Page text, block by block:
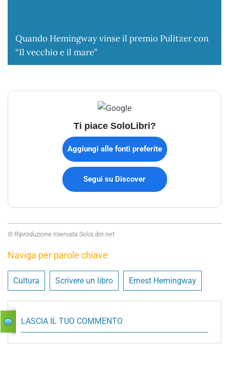
Quando Hemingway vinse il premio Pulitzer con
“Il vecchio e il mare”
Ti piace SoloLibri?
Aggiungi alle fonti preferite
Segui su Discover
© Riproduzione riservata SoloLibri.net
Naviga per parole chiave
Cultura Scrivere un libro Ernest Hemingway
LASCIA IL TUO COMMENTO